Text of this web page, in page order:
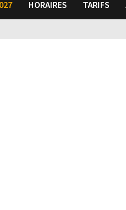
HORAIRES TARIFS